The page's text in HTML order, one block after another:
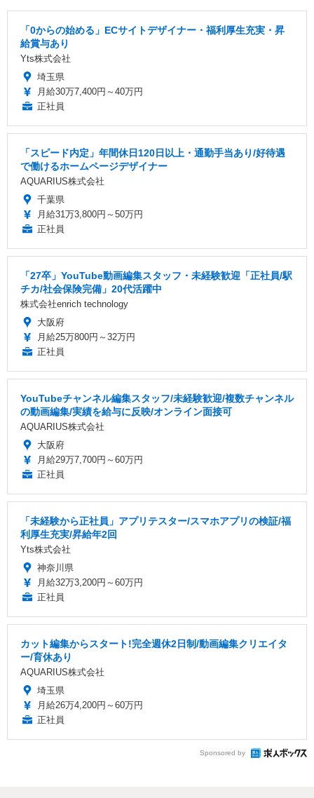
「0からの始める」ECサイトデザイナー・福利厚生充実・昇
給賞与あり
Yts株式会社
埼玉県
月給30万7,400円～40万円
正社員
「スピード内定」年間休日120日以上・通勤手当あり/好待遇
で働けるホームページデザイナー
AQUARIUS株式会社
千葉県
月給31万3,800円～50万円
正社員
「27卒」YouTube動画編集スタッフ・未経験歓迎「正社員/駅
チカ/社会保険完備」20代活躍中
株式会社enrich technology
大阪府
月給25万800円～32万円
正社員
YouTubeチャンネル編集スタッフ/未経験歓迎/複数チャンネル
の動画編集/実績を給与に反映/オンライン面接可
AQUARIUS株式会社
大阪府
月給29万7,700円～60万円
正社員
「未経験から正社員」アプリテスター/スマホアプリの検証/福
利厚生充実/昇給年2回
Yts株式会社
神奈川県
月給32万3,200円～60万円
正社員
カット編集からスタート!完全週休2日制/動画編集クリエイタ
ー/育休あり
AQUARIUS株式会社
埼玉県
月給26万4,200円～60万円
正社員
Sponsored by